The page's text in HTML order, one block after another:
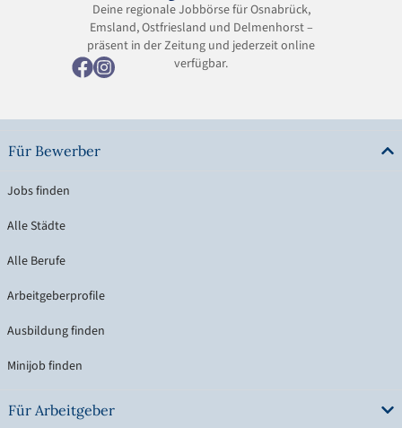
Deine regionale Jobbörse für Osnabrück,
Emsland, Ostfriesland und Delmenhorst –
präsent in der Zeitung und jederzeit online
verfügbar.
Für Bewerber
Jobs finden
Alle Städte
Alle Berufe
Arbeitgeberprofile
Ausbildung finden
Minijob finden
Für Arbeitgeber